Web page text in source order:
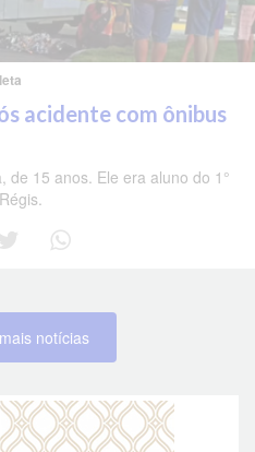
acidente com ônibus
de 15 anos. Ele era aluno do 1°
notícias